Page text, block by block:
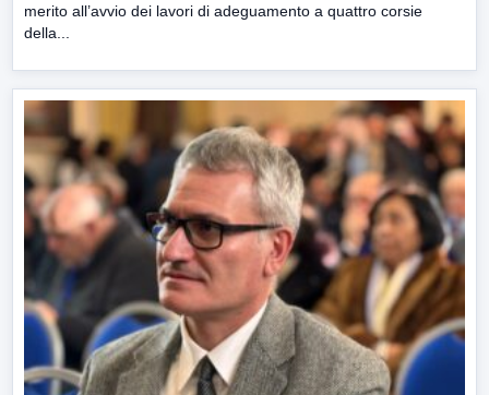
merito all’avvio dei lavori di adeguamento a quattro corsie
della...